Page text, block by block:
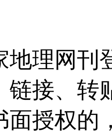
地理网刊
链接、转
面授权的